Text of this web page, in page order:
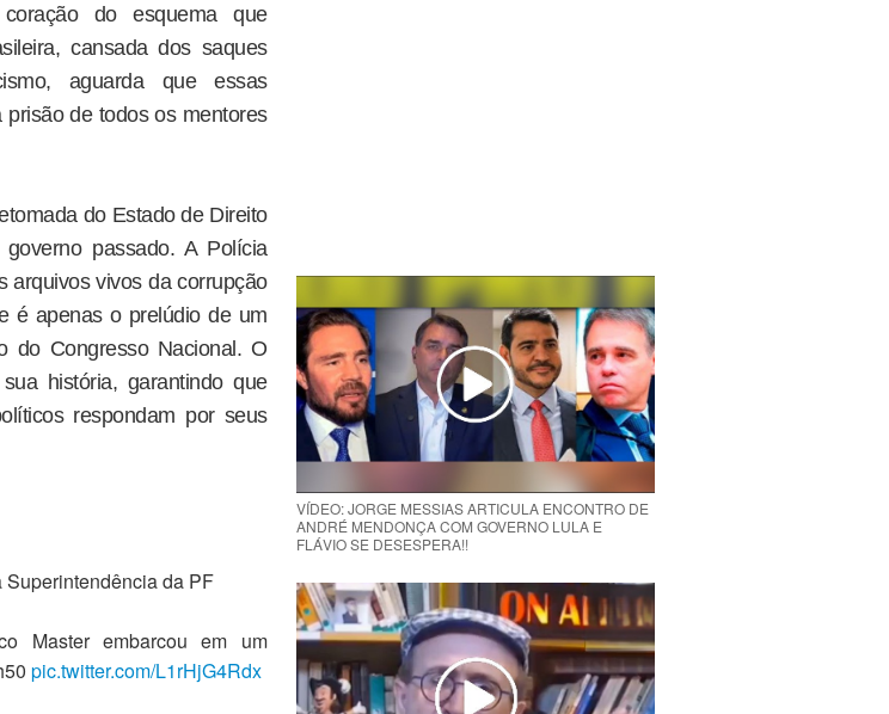
do esquema que
cansada dos saques
aguarda que essas
de todos os mentores
do Estado de Direito
passado. A Polícia
arquivos vivos da corrupção
é apenas o prelúdio de um
do Congresso Nacional. O
história, garantindo que
respondam por seus
Superintendência da PF
Master embarcou em um
pic.twitter.com/L1rHjG4Rdx
VÍDEO: JORGE MESSIAS ARTICULA ENCONTRO DE
ANDRÉ MENDONÇA COM GOVERNO LULA E
FLÁVIO SE DESESPERA!!